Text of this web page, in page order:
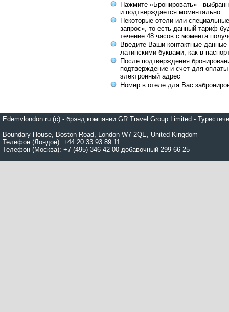
Нажмите «Бронировать» -
и подтверждается моментально
Некоторые отели или
запрос», то есть данный тариф
течение 48 часов с момента
Введите Ваши контактные данные
латинскими буквами, как в
После подтверждения
подтверждение и счет для
электронный адрес
Номер в отеле для Вас
Edemvlondon.ru (c) - брэнд компании GR Travel Group Limited -
Boundary House, Boston Road, London W7 2QE, United Kingdom
Телефон (Лондон): +44 20 33 93 89 11
Телефон (Москва): +7 (495) 346 42 00 добавочный 299 66 25